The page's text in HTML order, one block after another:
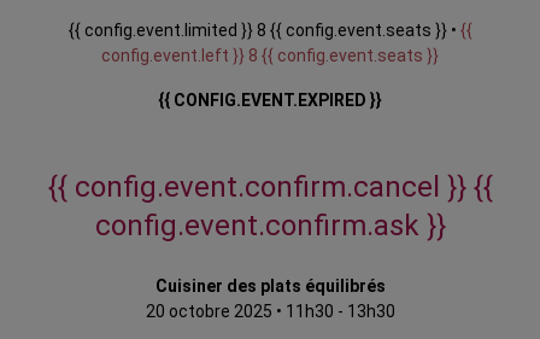
{{ config.event.limited }} 8 {{ config.event.seats }} • {{
config.event.left }} 8 {{ config.event.seats }}
{{ CONFIG.EVENT.EXPIRED }}
{{ config.event.confirm.cancel }} {{
config.event.confirm.ask }}
Cuisiner des plats équilibrés
20 octobre 2025 • 11h30 - 13h30